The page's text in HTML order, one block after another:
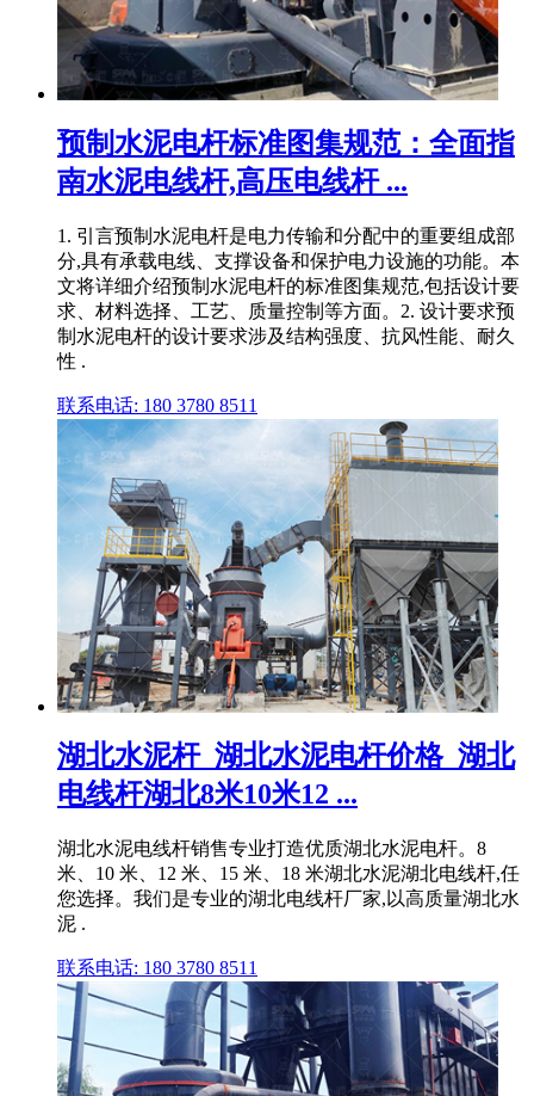
预制水泥电杆标准图集规范：全面指
南水泥电线杆,高压电线杆 ...
1. 引言预制水泥电杆是电力传输和分配中的重要组成部
分,具有承载电线、支撑设备和保护电力设施的功能。本
文将详细介绍预制水泥电杆的标准图集规范,包括设计要
求、材料选择、工艺、质量控制等方面。2. 设计要求预
制水泥电杆的设计要求涉及结构强度、抗风性能、耐久
性 .
联系电话: 180 3780 8511
湖北水泥杆_湖北水泥电杆价格_湖北
电线杆湖北8米10米12 ...
湖北水泥电线杆销售专业打造优质湖北水泥电杆。8
米、10 米、12 米、15 米、18 米湖北水泥湖北电线杆,任
您选择。我们是专业的湖北电线杆厂家,以高质量湖北水
泥 .
联系电话: 180 3780 8511